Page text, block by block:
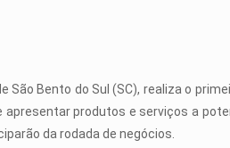
São Bento do Sul (SC), realiza o
apresentar produtos e serviços a
da rodada de negócios.